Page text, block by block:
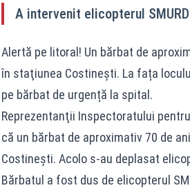
A intervenit elicopterul SMURD
Alertă pe litoral! Un bărbat de
în staţiunea Costineşti. La fața
pe bărbat de urgență la spital.
Reprezentanţii Inspectoratului
că un bărbat de aproximativ 70 de
Costineşti. Acolo s-au deplasat
Bărbatul a fost dus de elicopterul